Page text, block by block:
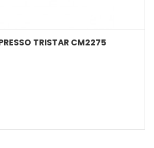
TRISTAR CM2275